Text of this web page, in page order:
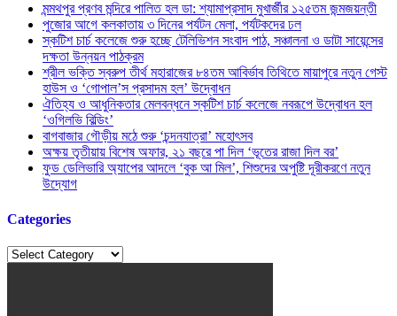
মন্মথপুর প্রণব মন্দিরে পালিত হল ডা: শ্যামাপ্রসাদ মুখার্জীর ১২৫তম জন্মজয়ন্তী
পুজোর আগে কলকাতায় ৩ দিনের পর্যটন মেলা, পর্যটকদের ঢল
স্কটিশ চার্চ কলেজে শুরু হচ্ছে টেলিভিশন সংবাদ পাঠ, সঞ্চালনা ও ডাটা সায়েন্সের
দক্ষতা উন্নয়ন পাঠক্রম
শ্রীল ভক্তি স্বরুপ তীর্থ মহারাজের ৮৪তম আবির্ভাব তিথিতে মায়াপুরে নতুন গেস্ট
হাউস ও ‘গোপাল’স প্রসাদম হল’ উদ্বোধন
ঐতিহ্য ও আধুনিকতার মেলবন্ধনে স্কটিশ চার্চ কলেজে নবরূপে উদ্বোধন হল
‘ওগিলভি বিল্ডিং’
বাগবাজার গৌড়ীয় মঠে শুরু ‘চন্দনযাত্রা’ মহোৎসব
অক্ষয় তৃতীয়ায় বিশেষ অফার, ২১ বছরে পা দিল ‘ভূতের রাজা দিল বর’
ফুড ডেলিভারি অ্যাপের আদলে ‘বুক আ মিল’, শিশুদের অপুষ্টি দূরীকরণে নতুন
উদ্যোগ
Categories
Categories